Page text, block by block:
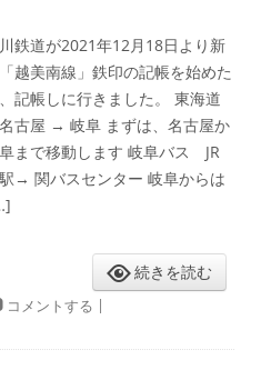
鉄道が2021年12月18日より新
越美南線」鉄印の記帳を始めた
記帳しに行きました。 東海道
古屋 → 岐阜 まずは、名古屋か
まで移動します 岐阜バス JR
→ 関バスセンター 岐阜からは
続きを読む
コメントする |